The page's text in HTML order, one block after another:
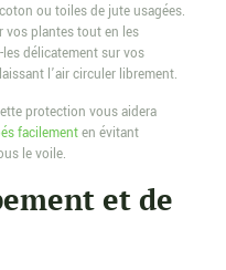
ou toiles de jute usagées.
vos plantes tout en les
délicatement sur vos
l’air circuler librement.
protection vous aidera
facilementen évitant
le voile.
et de